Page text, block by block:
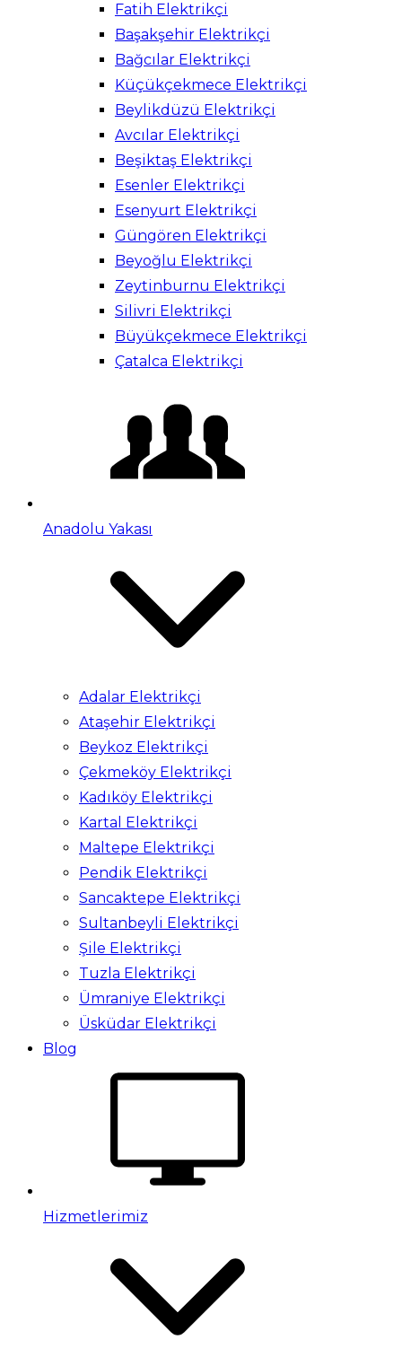
Fatih Elektrikçi
Başakşehir Elektrikçi
Bağcılar Elektrikçi
Küçükçekmece Elektrikçi
Beylikdüzü Elektrikçi
Avcılar Elektrikçi
Beşiktaş Elektrikçi
Esenler Elektrikçi
Esenyurt Elektrikçi
Güngören Elektrikçi
Beyoğlu Elektrikçi
Zeytinburnu Elektrikçi
Silivri Elektrikçi
Büyükçekmece Elektrikçi
Çatalca Elektrikçi
Anadolu Yakası
Adalar Elektrikçi
Ataşehir Elektrikçi
Beykoz Elektrikçi
Çekmeköy Elektrikçi
Kadıköy Elektrikçi
Kartal Elektrikçi
Maltepe Elektrikçi
Pendik Elektrikçi
Sancaktepe Elektrikçi
Sultanbeyli Elektrikçi
Şile Elektrikçi
Tuzla Elektrikçi
Ümraniye Elektrikçi
Üsküdar Elektrikçi
Blog
Hizmetlerimiz